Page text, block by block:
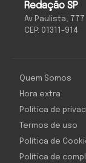
Redação SP
Av Paulista,
CEP: 01311-914
Quem Somos
Hora extra
Política de
Termos de uso
Política de
Política de